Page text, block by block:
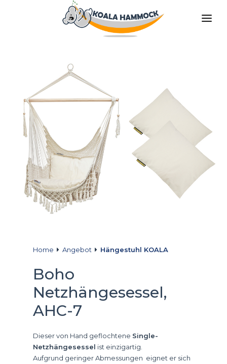
GESCHÄFTE
BLEIBE VERTEILER
DIE MEDIEN
KONTAKT
DE
Home Angebot Hängestuhl KOALA
Boho
Netzhängesessel,
AHC-7
Dieser von Hand geflochtene Single-
Netzhängesessel ist einzigartig.
Aufgrund geringer Abmessungen eignet er sich